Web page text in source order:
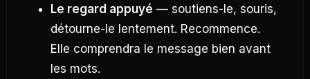
Le regard appuyé — soutiens-le, souris,
détourne-le lentement. Recommence.
Elle comprendra le message bien avant
les mots.